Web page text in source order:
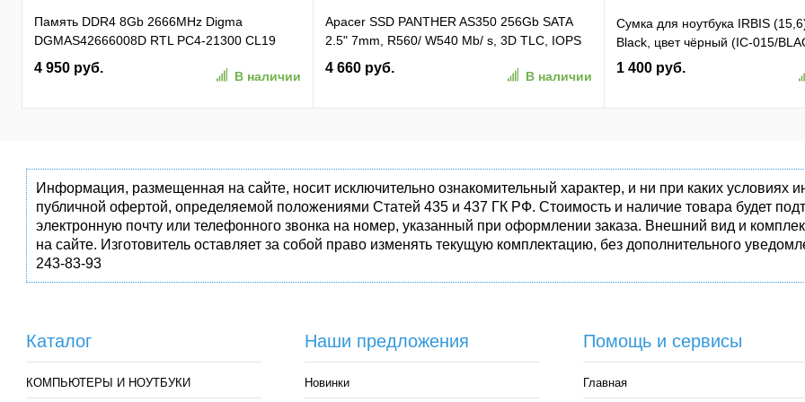
Память DDR4 8Gb 2666MHz Digma
DGMAS42666008D RTL PC4-21300 CL19
SO-DIMM 260-pin 1.2В dual rank Ret
4 950 руб.
В наличии
Apacer SSD PANTHER AS350 256Gb SATA
2.5" 7mm, R560/ W540 Mb/ s, 3D TLC, IOPS
81K/ 74K, MTBF 1,5M, 180TBW,
(AP256GAS350-1)
4 660 руб.
В наличии
Сумка для ноутбука IRBIS
Black, цвет чёрный (IC-015/
1 400 руб.
Информация, размещенная на сайте, носит исключительно ознакомительный характер, и ни при каких
публичной офертой, определяемой положениями Статей 435 и 437 ГК РФ. Стоимость и наличие товара будет
электронную почту или телефонного звонка на номер, указанный при оформлении заказа. Внешний вид и
на сайте. Изготовитель оставляет за собой право изменять текущую комплектацию, без дополнительного
243-83-93
Каталог
КОМПЬЮТЕРЫ И НОУТБУКИ
Наши предложения
Новинки
Помощь и сервисы
Главная